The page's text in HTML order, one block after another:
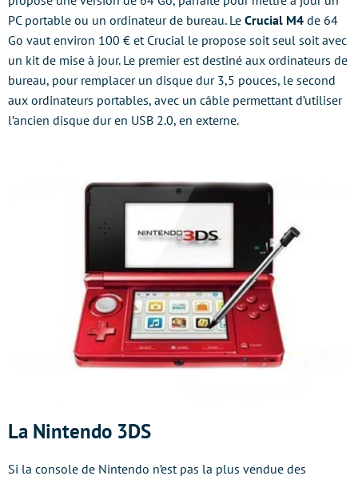
PC portable ou un ordinateur de bureau. Le Crucial M4 de 64
Go vaut environ 100 € et Crucial le propose soit seul soit avec
un kit de mise à jour. Le premier est destiné aux ordinateurs de
bureau, pour remplacer un disque dur 3,5 pouces, le second
aux ordinateurs portables, avec un câble permettant d’utiliser
l’ancien disque dur en USB 2.0, en externe.
La Nintendo 3DS
Si la console de Nintendo n’est pas la plus vendue des